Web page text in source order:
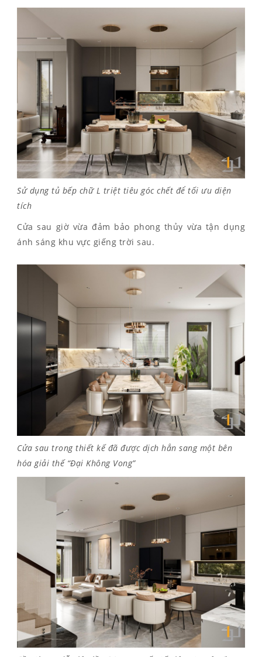
Sử dụng tủ bếp chữ L triệt tiêu góc chết để tối ưu diện
tích
Cửa sau giờ vừa đảm bảo phong thủy vừa tận dụng
ánh sáng khu vực giếng trời sau.
Cửa sau trong thiết kế đã được dịch hẳn sang một bên
hóa giải thế “Đại Không Vong”